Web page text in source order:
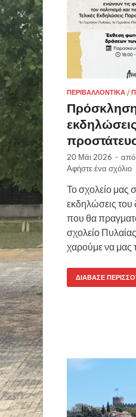
ΠΕΡΙΒΑΛΛΟΝΤΙΚΆ /
Πρόσκληση
20 Μάι 2026 - από
Αφήστε ένα σχόλιο
Το σχολείο μας
εκδηλώσεις του
που θα
σχολείο
χαρούμε να μας
ΔΙΆΒΑΣΕ